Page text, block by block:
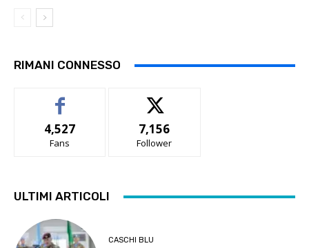
RIMANI CONNESSO
4,527
Fans
7,156
Follower
ULTIMI ARTICOLI
CASCHI BLU